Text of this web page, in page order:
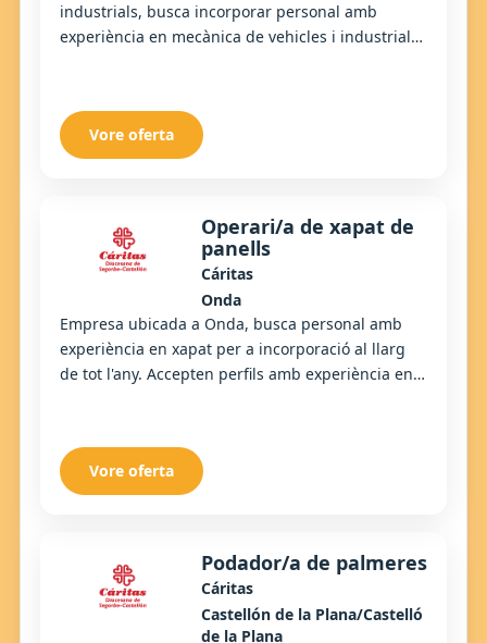
industrials, busca incorporar personal amb
experiència en mecànica de vehicles i industrial
Vore oferta
Operari/a de xapat de
panells
Cáritas
Onda
Empresa ubicada a Onda, busca personal amb
experiència en xapat per a incorporació al llarg
de tot l'any. Accepten perfils amb experiència en
Vore oferta
Podador/a de palmeres
Cáritas
Castellón de la Plana/Castelló
de la Plana